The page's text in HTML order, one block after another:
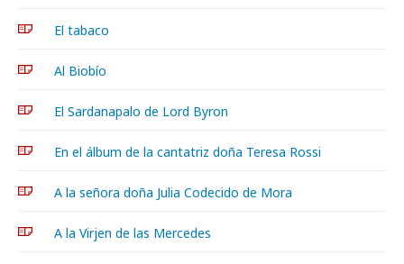
El tabaco
Al Biobío
El Sardanapalo de Lord Byron
En el álbum de la cantatriz doña Teresa Rossi
A la señora doña Julia Codecido de Mora
A la Virjen de las Mercedes